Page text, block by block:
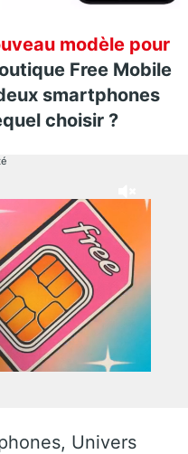
modèle pour
Free Mobile
smartphones
choisir ?
Univers